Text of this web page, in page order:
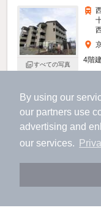
By using our
our partners use
advertising and
our services.
アプリに切り
会員登録なしで
すべての写真
4階
6
（管
敷
2階 /